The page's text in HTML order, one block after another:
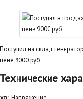
Поступил на склад
цене 9000 руб.
Технические
vo: Напряжение